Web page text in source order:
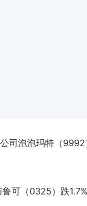
司泡泡玛特（
可（0325）跌